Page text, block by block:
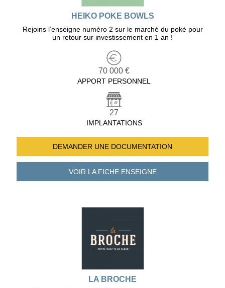
HEIKO POKE BOWLS
Rejoins l’enseigne numéro 2 sur le marché du poké pour
un retour sur investissement en 1 an !
70 000 €
APPORT PERSONNEL
27
IMPLANTATIONS
DEMANDER UNE DOCUMENTATION
VOIR LA FICHEENSEIGNE
LA BROCHE